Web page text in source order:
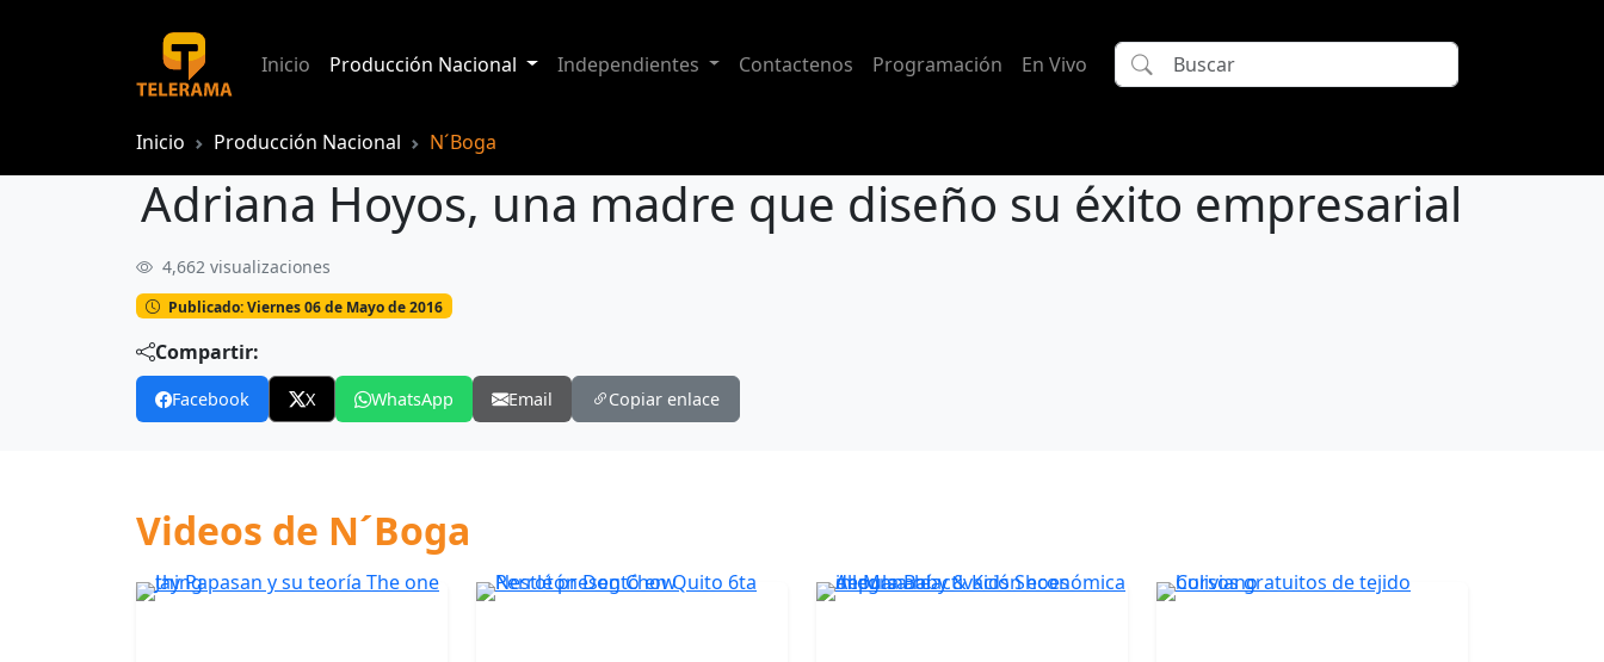
Inicio Producción Nacional Independientes Contactenos Programación En Vivo
Inicio Producción Nacional N´Boga
Adriana Hoyos, una madre que diseño su éxito empresarial
Adriana Hoyos, una madre que diseño su éxito empresarial
4,662 visualizaciones
Publicado: Viernes 06 de Mayo de 2016
Compartir:
Facebook X WhatsApp Email Copiar enlace
Videos de N´Boga